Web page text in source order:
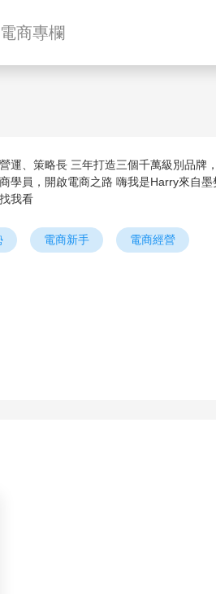
電商專欄
運、策略長 三年打造三個千萬級別品牌
學員，開啟電商之路 嗨我是Harry來自
我看
電商新手 電商經營